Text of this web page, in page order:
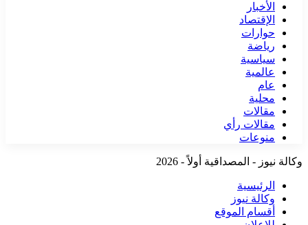
الأخبار
الإقتصاد
حوارات
رياضة
سياسية
عالمية
عام
محلية
مقالات
مقالات رأي
منوعات
وكالة نيوز - المصداقية أولاً - 2026
الرئيسية
وكالة نيوز
أقسام الموقع